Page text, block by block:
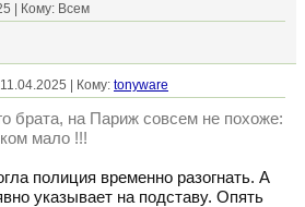
| Кому: Всем
11.04.2025 | Кому: tonyware
брата, на Париж совсем не похоже:
мало !!!
полиция временно разогнать. А
указывает на подставу. Опять